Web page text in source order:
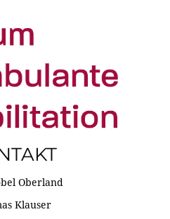
Oberland
Klauser